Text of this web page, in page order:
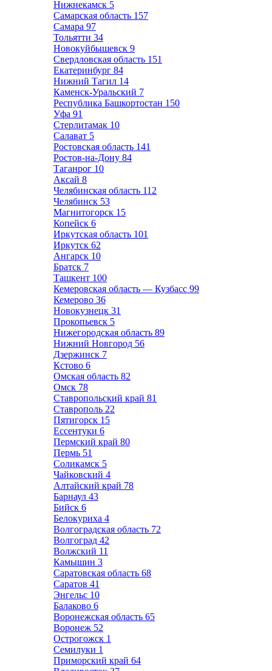
Нижнекамск 5
Самарская область 157
Самара 97
Тольятти 34
Новокуйбышевск 9
Свердловская область 151
Екатеринбург 84
Нижний Тагил 14
Каменск-Уральский 7
Республика Башкортостан 150
Уфа 91
Стерлитамак 10
Салават 5
Ростовская область 141
Ростов-на-Дону 84
Таганрог 10
Аксай 8
Челябинская область 112
Челябинск 53
Магнитогорск 15
Копейск 6
Иркутская область 101
Иркутск 62
Ангарск 10
Братск 7
Ташкент 100
Кемеровская область — Кузбасс 99
Кемерово 36
Новокузнецк 31
Прокопьевск 5
Нижегородская область 89
Нижний Новгород 56
Дзержинск 7
Кстово 6
Омская область 82
Омск 78
Ставропольский край 81
Ставрополь 22
Пятигорск 15
Ессентуки 6
Пермский край 80
Пермь 51
Соликамск 5
Чайковский 4
Алтайский край 78
Барнаул 43
Бийск 6
Белокуриха 4
Волгоградская область 72
Волгоград 42
Волжский 11
Камышин 3
Саратовская область 68
Саратов 41
Энгельс 10
Балаково 6
Воронежская область 65
Воронеж 52
Острогожск 1
Семилуки 1
Приморский край 64